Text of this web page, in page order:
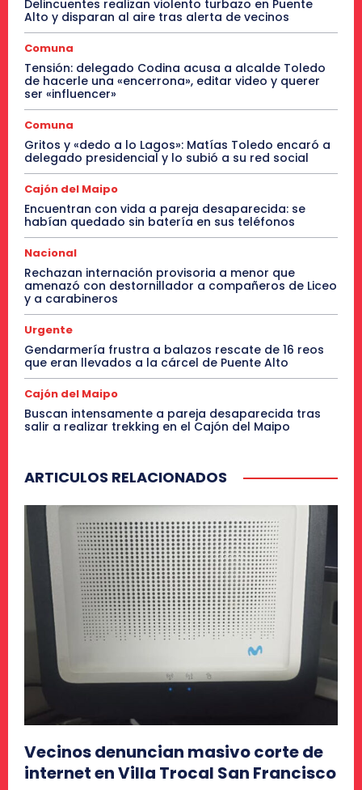
Delincuentes realizan violento turbazo en Puente
Alto y disparan al aire tras alerta de vecinos
Comuna
Tensión: delegado Codina acusa a alcalde Toledo
de hacerle una «encerrona», editar video y querer
ser «influencer»
Comuna
Gritos y «dedo a lo Lagos»: Matías Toledo encaró a
delegado presidencial y lo subió a su red social
Cajón del Maipo
Encuentran con vida a pareja desaparecida: se
habían quedado sin batería en sus teléfonos
Nacional
Rechazan internación provisoria a menor que
amenazó con destornillador a compañeros de Liceo
y a carabineros
Urgente
Gendarmería frustra a balazos rescate de 16 reos
que eran llevados a la cárcel de Puente Alto
Cajón del Maipo
Buscan intensamente a pareja desaparecida tras
salir a realizar trekking en el Cajón del Maipo
ARTICULOS RELACIONADOS
Vecinos denuncian masivo corte de
internet en Villa Trocal San Francisco